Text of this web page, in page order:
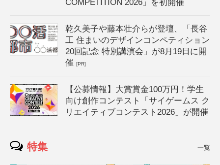
COMPETITION 2026」を初開催
乾久美子や藤本壮介らが登壇、「長谷
工 住まいのデザインコンペティション
20回記念 特別講演会」が8月19日に開
催[PR]
【公募情報】大賞賞金100万円！学生
向け創作コンテスト「サイゲームス ク
リエイティブコンテスト2026」が開催
特集 一覧